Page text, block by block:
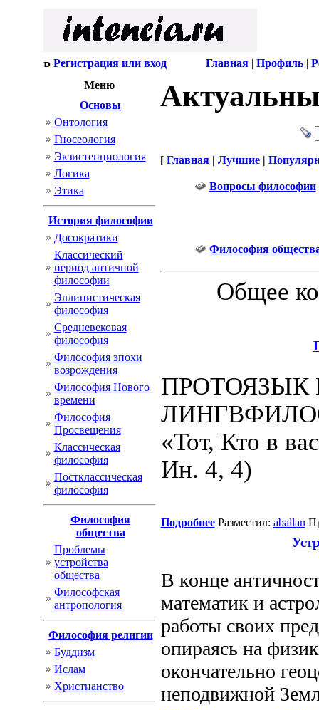
Регистрация или вход Главная| Профиль|
Меню
Основы
Онтология
Гносеология
Экзистенциология
Логика
Этика
История философии
Досократики
Классический
период античной
философии
Эллинистическая
философия
Cредневековая
философия
Философия эпохи
возрождения
Философия Нового
времени
Философия
Просвещения
Классическая
философия
Постклассическая
философия
Философия
общества
Проблемы
устройства
общества
Философская
антропология
Философия религии
Буддизм
Ислам
Христианство
[ Главная| Лучшие|
Вопросы философии
Философия
Общее
ПРОТОЯЗЫК
«Тот, Кто в
Ин. 4, 4)
ПодробнееРазместил: aballan
В конце
математик и
работы своих
опираясь на
окончательно
неподвижной